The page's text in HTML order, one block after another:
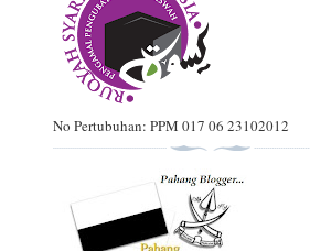
No Pertubuhan: PPM 017 06 23102012